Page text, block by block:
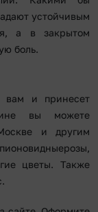
устойчивым
а в закрытом
боль.
вам и принесет
вы можете
и другим
цветы. Также